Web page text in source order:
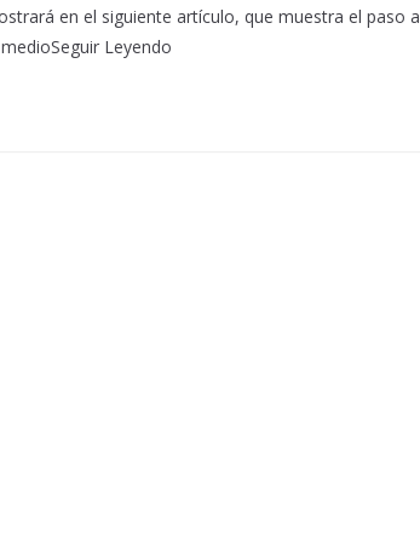
en el siguiente artículo, que muestra el paso a
Leyendo